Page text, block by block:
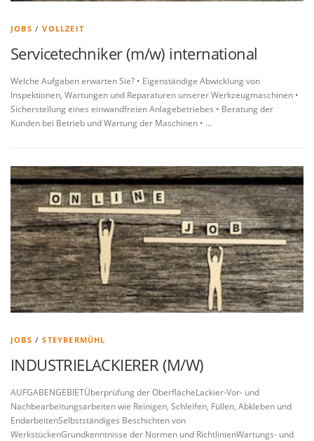
JOBS /VOLLZEIT
Servicetechniker (m/w) international
Welche Aufgaben erwarten Sie? • Eigenständige Abwicklung von
Inspektionen, Wartungen und Reparaturen unserer Werkzeugmaschinen •
Sicherstellung eines einwandfreien Anlagebetriebes • Beratung der
Kunden bei Betrieb und Wartung der Maschinen • …
JOBS /STEYRERMÜHL
INDUSTRIELACKIERER (M/W)
AUFGABENGEBIETÜberprüfung der OberflächeLackier-Vor- und
Nachbearbeitungsarbeiten wie Reinigen, Schleifen, Füllen, Abkleben und
EndarbeitenSelbstständiges Beschichten von
WerkstückenGrundkenntnisse der Normen und RichtlinienWartungs- und